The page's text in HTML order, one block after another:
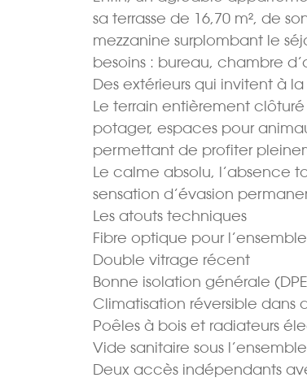
sa terrasse de 16,70 m², de
mezzanine surplombant le
besoins : bureau, chambre
Des extérieurs qui invitent à
Le terrain entièrement
potager, espaces pour
permettant de profiter
Le calme absolu, l’absence
sensation d’évasion
Les atouts techniques
Fibre optique pour
Double vitrage récent
Bonne isolation générale
Climatisation réversible dans
Poêles à bois et radiateurs
Vide sanitaire sous
Deux accès indépendants